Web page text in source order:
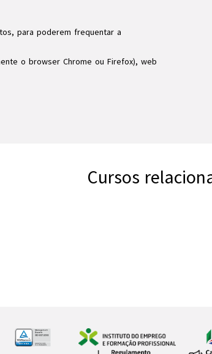
para poderem frequentar a
o browser Chrome ou Firefox), web
Cursos